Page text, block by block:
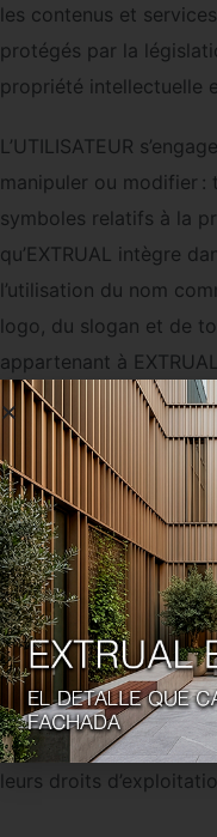
les contenus et
protégés par la
propriété intellectuelle
L’UTILISATEUR
manipuler ou modifier :
symboles relatifs à la
qu’EXTRUAL intègre
l’utilisation du nom
logo, du slogan et de
appartenant à
comme l’utilisation
figurant sur le site Web.
L’UTILISATEUR n’est
transmettre,
transférer ou, de toute
qui impliquent une
pages, contenus ou
totalement, ainsi que
L’utilisateur, sur format
consentement
leurs droits